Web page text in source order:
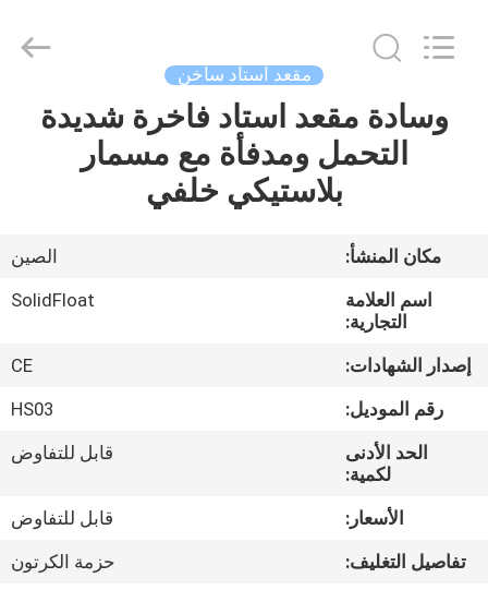
المنزل
حولنا
في
المصنع
مراقبة
الجودة
اتصل
SolidFloat
Industries
مقعد استاد ساخن
وسادة مقعد استاد فاخرة شديدة
التحمل ومدفأة مع مسمار
بلاستيكي خلفي
مكان المنشأ:
الصين
اسم العلامة
التجارية:
SolidFloat
إصدار الشهادات:
CE
رقم الموديل:
HS03
الحد الأدنى
لكمية:
قابل للتفاوض
الأسعار:
قابل للتفاوض
تفاصيل التغليف:
حزمة الكرتون